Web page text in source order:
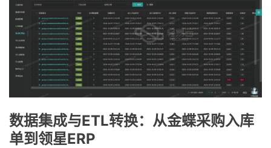
数据集成与ETL转换：从金蝶采购入库
单到领星ERP